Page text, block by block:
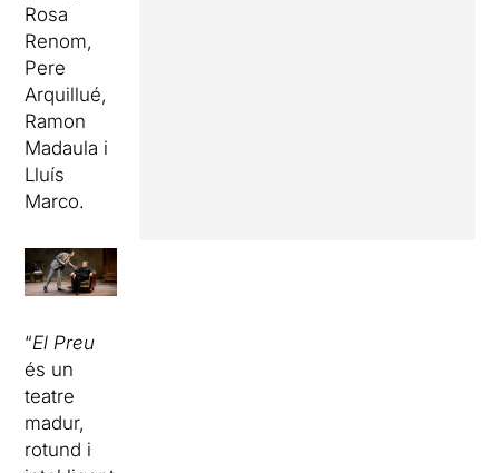
Rosa
Renom,
Pere
Arquillué,
Ramon
Madaula i
Lluís
Marco.
“El Preu
és un
teatre
madur,
rotund i